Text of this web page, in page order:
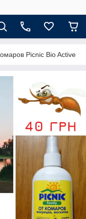
Picnic Bio Active